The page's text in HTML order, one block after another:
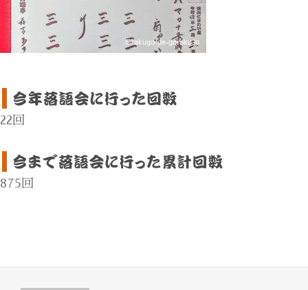
22回
875回